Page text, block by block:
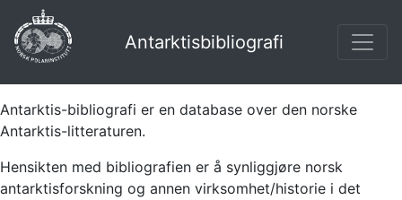
Antarktisbibliografi
Antarktis-bibliografi er en database over den norske
Antarktis-litteraturen.
Hensikten med bibliografien er å synliggjøre norsk
antarktisforskning og annen virksomhet/historie i det